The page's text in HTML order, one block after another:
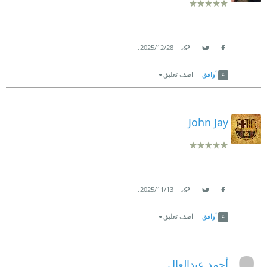
28‏/12‏/2025
.
أوافق اضف تعليق
John Jay
13‏/11‏/2025
.
أوافق اضف تعليق